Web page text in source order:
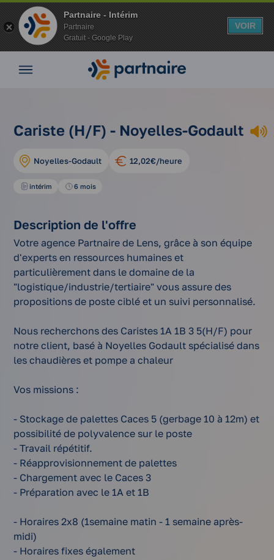
Partnaire - Intérim
Partnaire
Gratuit - Google Play
VOIR
Nos
Vos
avantages
Nos
conseils
Espace
compte
Accueiloffres
cariste
(h/f)
Cariste (H/F) - Noyelles-Godault
Noyelles-Godault 12,02€/heure
intérim 6 mois
Description de l'offre
Votre agence Partnaire de Lens, grâce à son équipe
d'experts en ressources humaines et
particulièrement dans le domaine de la
"logistique/industrie/tertiaire" vous assure des
propositions de poste ciblé et un suivi personnalisé.
Nous recherchons des Caristes 1A 1B 3 5(H/F) pour
notre client, basé à Noyelles Godault spécialisé dans
les chaudières et pompe a chaleur
Vos missions :
- Stockage de palettes Caces 5 (gerbage 10 à 12m) et
possibilité de polyvalence sur le poste
- Travail répétitif.
- Réapprovisionnement de palettes
- Chargement avec le Caces 3
- Préparation avec le 1A et 1B
- Horaires 2x8 (1semaine matin - 1 semaine après-
midi)
- Horaires fixes également